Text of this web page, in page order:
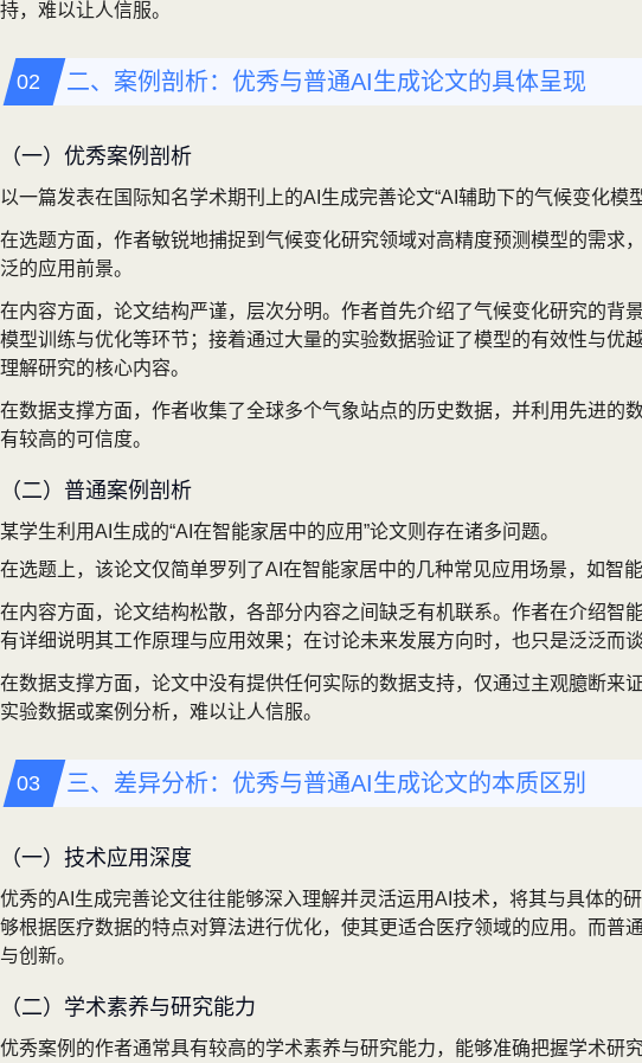
持，难以让人信服。
二、案例剖析：优秀与普通AI生成论文的具体呈现
（一）优秀案例剖析
以一篇发表在国际知名学术期刊上的AI生成完善论文“AI辅助下的气候变化模
在选题方面，作者敏锐地捕捉到气候变化研究领域对高精度预测模型的需
泛的应用前景。
在内容方面，论文结构严谨，层次分明。作者首先介绍了气候变化研究的背
模型训练与优化等环节；接着通过大量的实验数据验证了模型的有效性与
理解研究的核心内容。
在数据支撑方面，作者收集了全球多个气象站点的历史数据，并利用先进
有较高的可信度。
（二）普通案例剖析
某学生利用AI生成的“AI在智能家居中的应用”论文则存在诸多问题。
在选题上，该论文仅简单罗列了AI在智能家居中的几种常见应用场景，如智
在内容方面，论文结构松散，各部分内容之间缺乏有机联系。作者在介绍
有详细说明其工作原理与应用效果；在讨论未来发展方向时，也只是泛泛而
在数据支撑方面，论文中没有提供任何实际的数据支持，仅通过主观臆断来
实验数据或案例分析，难以让人信服。
三、差异分析：优秀与普通AI生成论文的本质区别
（一）技术应用深度
优秀的AI生成完善论文往往能够深入理解并灵活运用AI技术，将其与具体的
够根据医疗数据的特点对算法进行优化，使其更适合医疗领域的应用。而
与创新。
（二）学术素养与研究能力
优秀案例的作者通常具有较高的学术素养与研究能力，能够准确把握学术